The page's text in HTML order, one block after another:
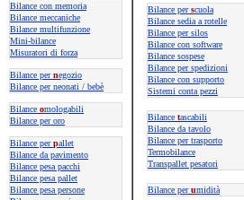
Bilance con memoria
Bilance meccaniche
Bilance multifunzione
Mini-bilance
Misuratori di forza
Bilance per negozio
Bilance per neonati / bebè
Bilance omologabili
Bilance per oro
Bilance per pallet
Bilance da pavimento
Bilance pesa pacchi
Bilance pesa pallet
Bilance pesa persone
Bilance perscuola
Bilance sedia a rotelle
Bilance per silos
Bilance con software
Bilance sospese
Bilance per spedizioni
Bilance con supporto
Sistemi conta pezzi
Bilance tascabili
Bilance da tavolo
Bilance per trasporto
Termobilance
Transpallet pesatori
Bilance per umidità